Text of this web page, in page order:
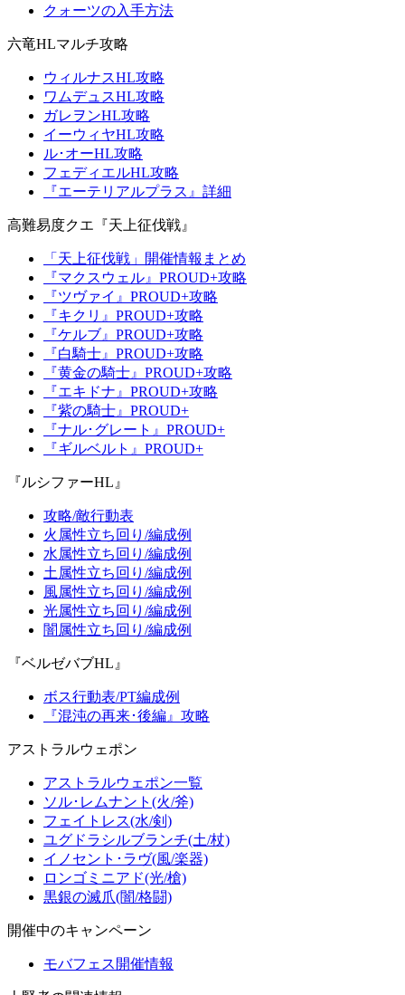
クォーツの入手方法
六竜HLマルチ攻略
ウィルナスHL攻略
ワムデュスHL攻略
ガレヲンHL攻略
イーウィヤHL攻略
ル･オーHL攻略
フェディエルHL攻略
『エーテリアルプラス』詳細
高難易度クエ『天上征伐戦』
「天上征伐戦」開催情報まとめ
『マクスウェル』PROUD+攻略
『ツヴァイ』PROUD+攻略
『キクリ』PROUD+攻略
『ケルブ』PROUD+攻略
『白騎士』PROUD+攻略
『黄金の騎士』PROUD+攻略
『エキドナ』PROUD+攻略
『紫の騎士』PROUD+
『ナル･グレート』PROUD+
『ギルベルト』PROUD+
『ルシファーHL』
攻略/敵行動表
火属性立ち回り/編成例
水属性立ち回り/編成例
土属性立ち回り/編成例
風属性立ち回り/編成例
光属性立ち回り/編成例
闇属性立ち回り/編成例
『ベルゼバブHL』
ボス行動表/PT編成例
『混沌の再来･後編』攻略
アストラルウェポン
アストラルウェポン一覧
ソル･レムナント(火/斧)
フェイトレス(水/剣)
ユグドラシルブランチ(土/杖)
イノセント･ラヴ(風/楽器)
ロンゴミニアド(光/槍)
黒銀の滅爪(闇/格闘)
開催中のキャンペーン
モバフェス開催情報